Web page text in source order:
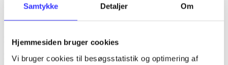
Samtykke Detaljer Om
Hjemmesiden bruger cookies
Vi bruger cookies til besøgsstatistik og optimering af
lorem ipsum dolor sit amet ...
lorem ipsum dolor sit amet ...
lorem ipsum dolor sit amet ...
lorem ipsum dolor sit amet ...